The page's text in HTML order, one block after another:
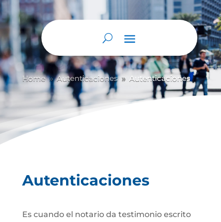
Home 9 Autenticaciones 9 Autenticaciones
Autenticaciones
Es cuando el notario da testimonio escrito